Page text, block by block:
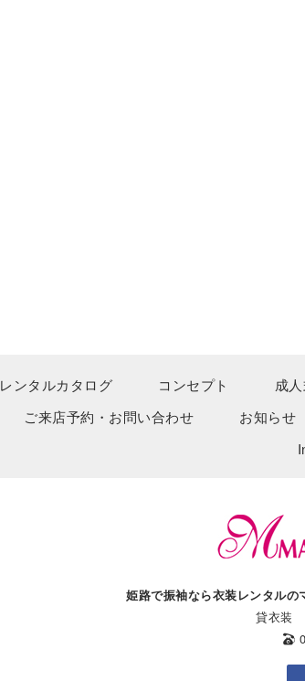
レンタルカタログ コンセプト 成
ご来店予約・お問い合わせ お知らせ
姫路で振袖なら衣装レンタルの
貸衣装